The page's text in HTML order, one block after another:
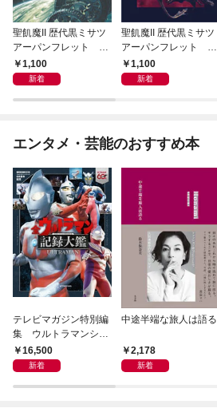
聖飢魔II 歴代黒ミサツ
アーパンフレット Th
e 35++th Anniversary
TENACIOUS GREAT
(D.C.24／2022)
1,100
新着
聖飢魔II 歴代黒ミサツ
アーパンフレット VI
DEO & MUTANT “LIV
E” BLACK MASS TOU
1,100
新着
エンタメ・芸能のおすすめ本
テレビマガジン特別編
集 ウルトラマンシリ
ーズ６０周年記念 全
ウルトラマン記録大鑑
16,500
新着
中途半端な旅人は語る
2,178
新着